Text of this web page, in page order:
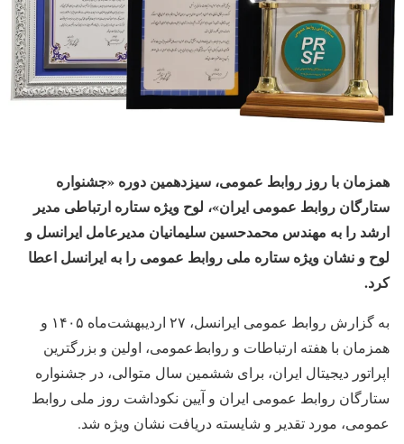
همزمان با روز روابط عمومی، سیزدهمین دوره «جشنواره
ستارگان روابط‌ عمومی ایران»، لوح ویژه ستاره ارتباطی مدیر
ارشد را به مهندس محمدحسین سلیمانیان مدیرعامل ایرانسل و
لوح و نشان ویژه ستاره ملی روابط عمومی را به ایرانسل اعطا
کرد.
به گزارش روابط‌ عمومی ایرانسل، ۲۷ اردیبهشت‌ماه ۱۴۰۵ و
همزمان با هفته ارتباطات و روابط‌عمومی، اولین و بزرگترین
اپراتور دیجیتال ایران، برای ششمین سال متوالی، در جشنواره
ستارگان روابط‌ عمومی ایران و آیین نکوداشت روز ملی روابط
‌عمومی، مورد تقدیر و شایسته دریافت نشان‌ ویژه شد.